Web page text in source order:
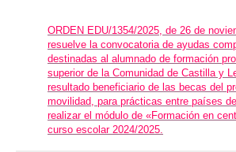
ORDEN EDU/1354/2025, de 26 de
resuelve la convocatoria de ayudas
destinadas al alumnado de formación
superior de la Comunidad de Castilla y
resultado beneficiario de las becas del
movilidad, para prácticas entre países
realizar el módulo de «Formación en
curso escolar 2024/2025.